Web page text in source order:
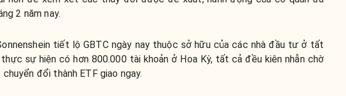
2 năm nay.
tiết lộ GBTC ngày nay thuộc sở hữu của các nhà đầu tư ở tất
sự hiện có hơn 800.000 tài khoản ở Hoa Kỳ, tất cả đều kiên nhẫn chờ
đổi thành ETF giao ngay.